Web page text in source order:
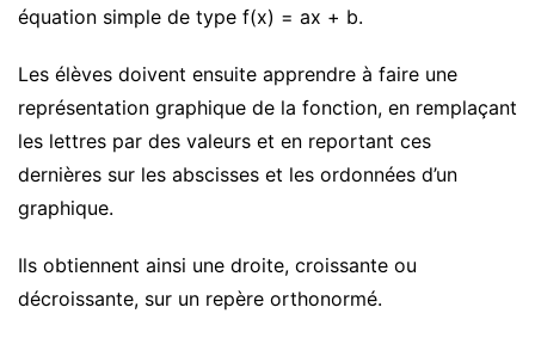
équation simple de type f(x) = ax + b.
Les élèves doivent ensuite apprendre à faire une
représentation graphique de la fonction, en remplaçant
les lettres par des valeurs et en reportant ces
dernières sur les abscisses et les ordonnées d’un
graphique.
Ils obtiennent ainsi une droite, croissante ou
décroissante, sur un repère orthonormé.